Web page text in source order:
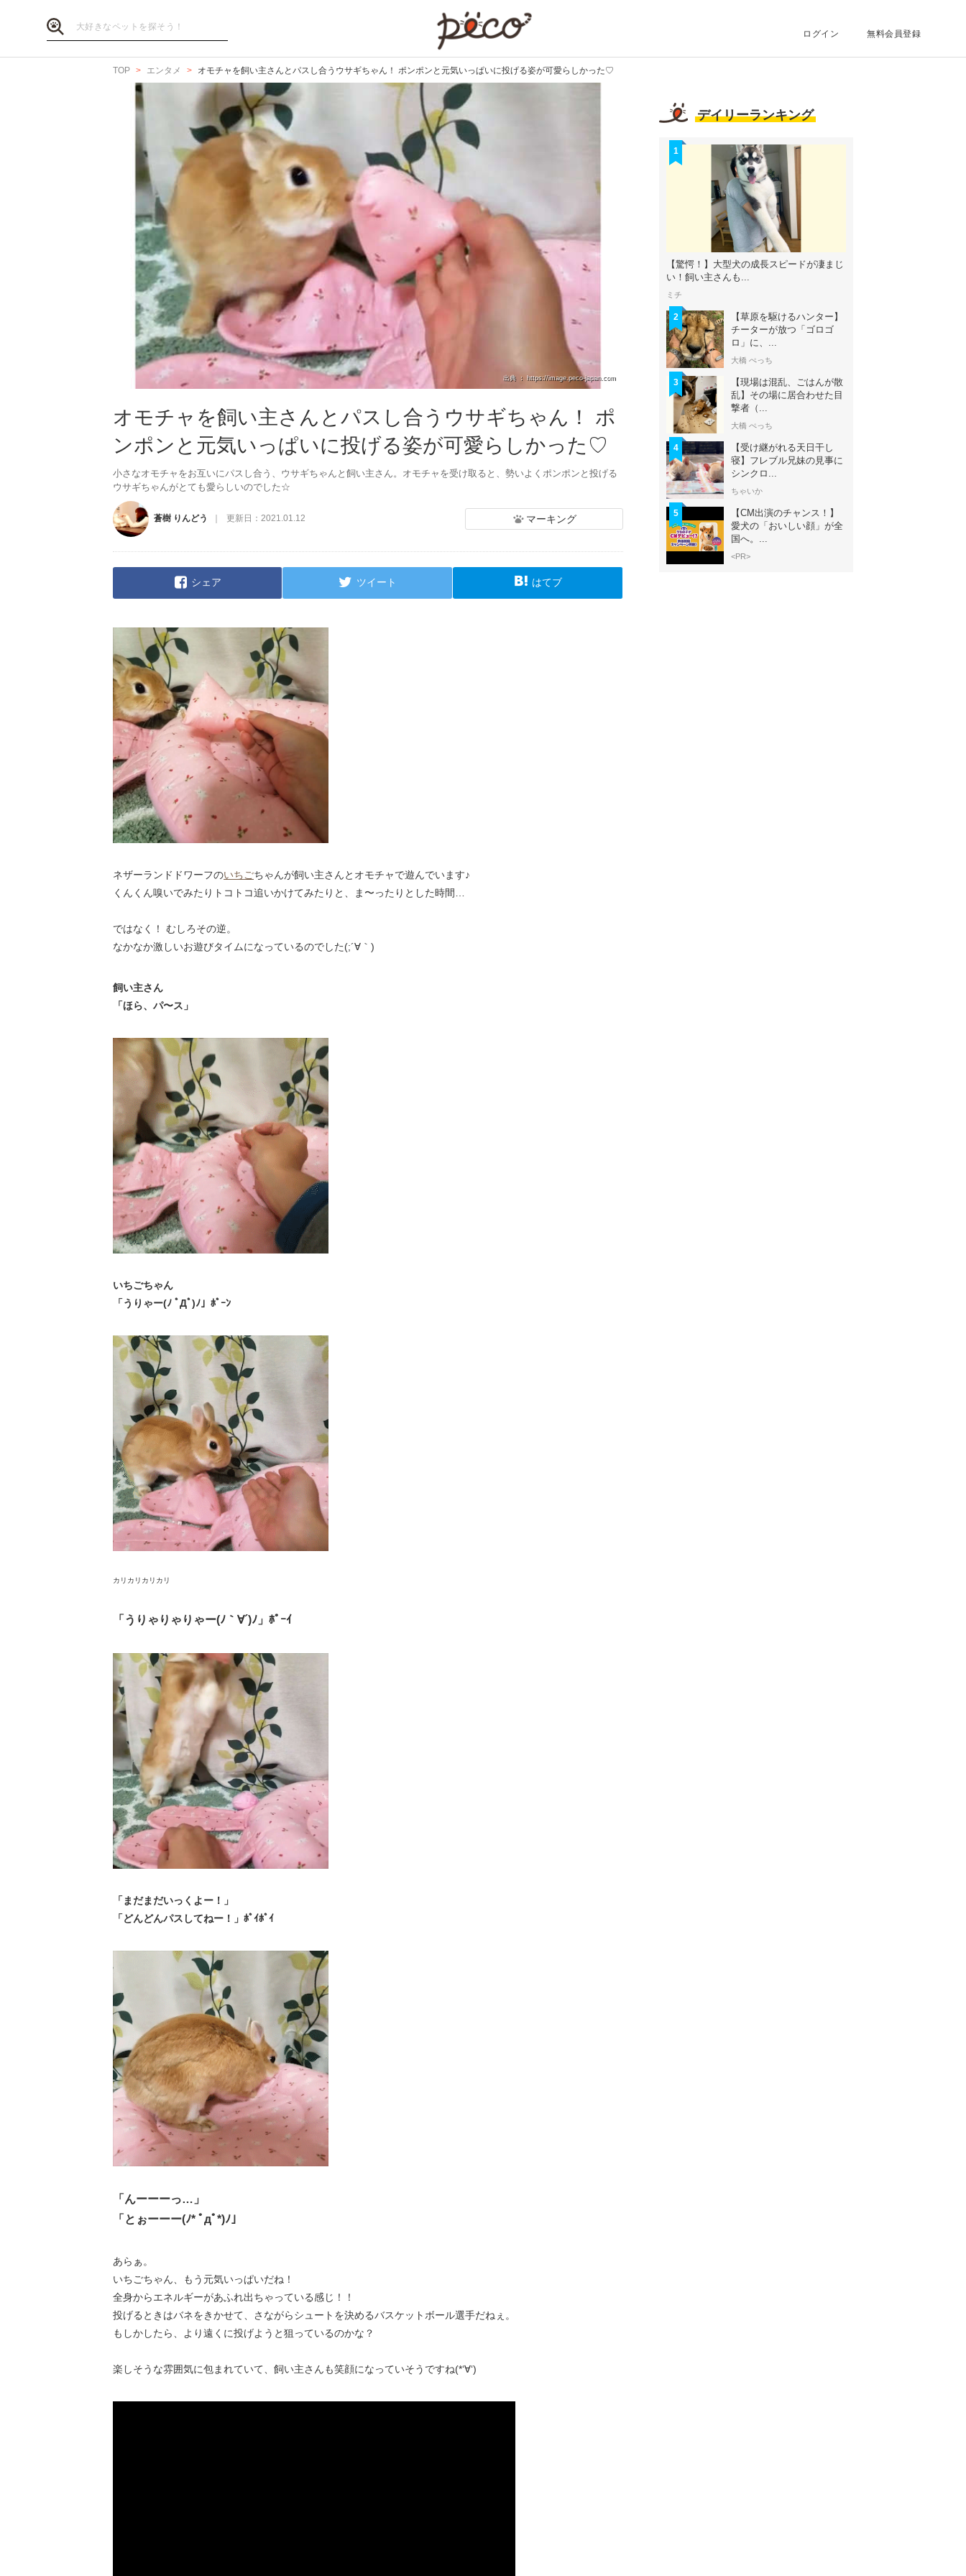
ログイン 無料会員登録
TOP エンタメ オモチャを飼い主さんとパスし合うウサギちゃん！ ポンポンと元気いっぱいに投げる姿が可愛らしかった♡
出典 ： https://image.peco-japan.com
オモチャを飼い主さんとパスし合うウサギちゃん！ ポ
ンポンと元気いっぱいに投げる姿が可愛らしかった♡
小さなオモチャをお互いにパスし合う、ウサギちゃんと飼い主さん。オモチャを受け取ると、勢いよくポンポンと投げる
ウサギちゃんがとても愛らしいのでした☆
蒼樹 りんどう 更新日： 2021.01.12 マーキング
シェア ツイート はてブ
ネザーランドドワーフのいちごちゃんが飼い主さんとオモチャで遊んでいます♪
くんくん嗅いでみたりトコトコ追いかけてみたりと、ま〜ったりとした時間…
ではなく！ むしろその逆。
なかなか激しいお遊びタイムになっているのでした(;´∀｀)
飼い主さん
「ほら、パ〜ス」
いちごちゃん
「うりゃー(ﾉ ﾟДﾟ)ﾉ」ﾎﾟｰﾝ
カリカリカリカリ
「うりゃりゃりゃー(ﾉ｀∀´)ﾉ」ﾎﾟｰｲ
「まだまだいっくよー！」
「どんどんパスしてねー！」ﾎﾟｲﾎﾟｲ
「んーーーっ…」
「とぉーーー(ﾉ* ﾟдﾟ*)ﾉ」
あらぁ。
いちごちゃん、もう元気いっぱいだね！
全身からエネルギーがあふれ出ちゃっている感じ！！
投げるときはバネをきかせて、さながらシュートを決めるバスケットボール選手だねぇ。
もしかしたら、より遠くに投げようと狙っているのかな？
楽しそうな雰囲気に包まれていて、飼い主さんも笑顔になっていそうですね(*‘∀‘)
デイリーランキング
1
【驚愕！】大型犬の成長スピードが凄まじ
い！飼い主さんも...
ミチ
2
【草原を駆けるハンター】
チーターが放つ「ゴロゴ
ロ」に、...
大橋 ぺっち
3
【現場は混乱、ごはんが散
乱】その場に居合わせた目
撃者（...
大橋 ぺっち
4
【受け継がれる天日干し
寝】フレブル兄妹の見事に
シンクロ...
ちゃいか
5
【CM出演のチャンス！】
愛犬の「おいしい顔」が全
国へ。...
<PR>